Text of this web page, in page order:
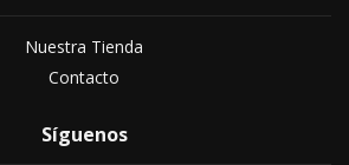
Nuestra Tienda
Contacto
Síguenos